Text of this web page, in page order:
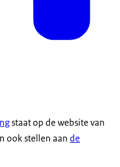
staat op de website van
ook stellen aan de